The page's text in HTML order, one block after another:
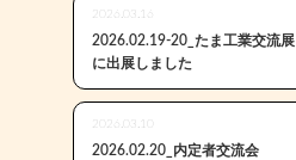
2026.03.16
2026.02.19-20_たま工業交流展
に出展しました
2026.03.10
2026.02.20_内定者交流会